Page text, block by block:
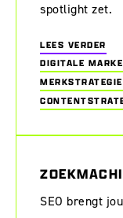
spotlight zet.
LEES VERDER
DIGITALE
SEO brengt